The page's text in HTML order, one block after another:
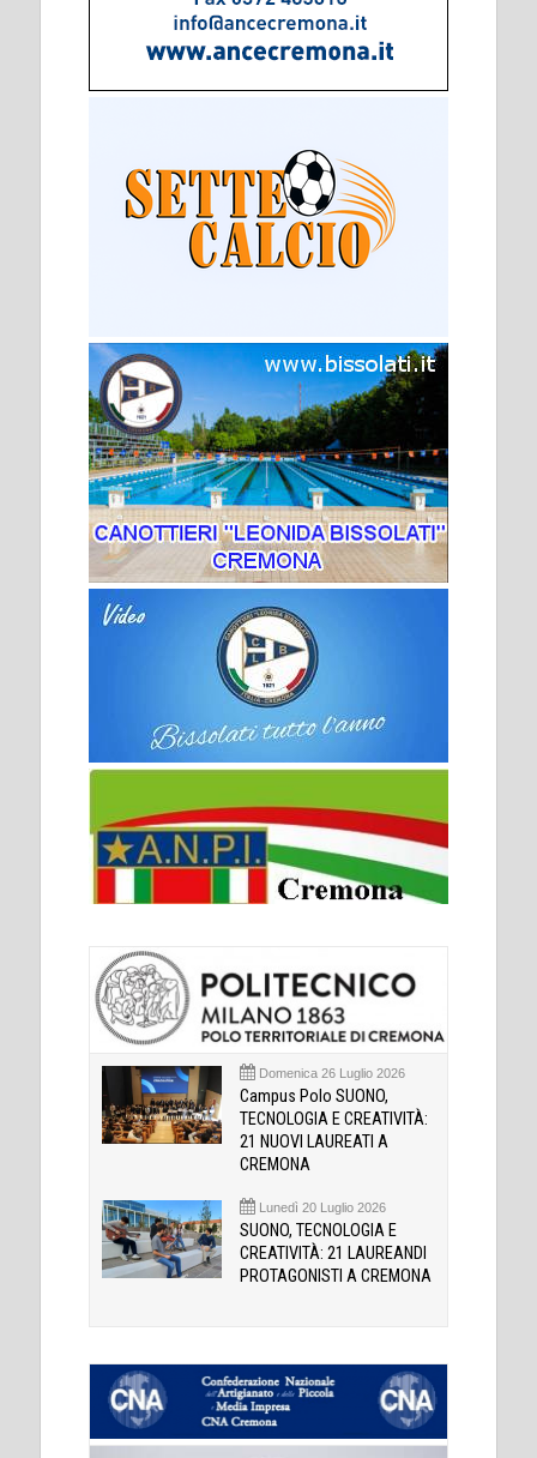
Domenica 26 Luglio 2026
Campus Polo SUONO,
TECNOLOGIA E CREATIVITÀ:
21 NUOVI LAUREATI A
CREMONA
Lunedì 20 Luglio 2026
SUONO, TECNOLOGIA E
CREATIVITÀ: 21 LAUREANDI
PROTAGONISTI A CREMONA